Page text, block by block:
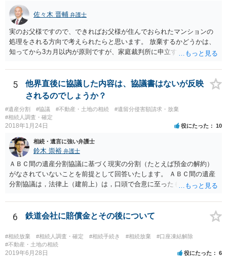
佐々木 晋輔 弁護士
実のお父様ですので、できればお父様が住んでおられたマンションの
処理をされる方向で考えられたらと思います。 放棄するかどうかは、
知ってから3カ月以内が原則ですが、家庭裁判所に申立すれば3カ月の
放棄するかどうか決めることができます。 銀行やサラ金が数年も放置
することはありませんので、数年後に借金が発見される可能性はほぼ
ありません。 なお、私が扱った相続放棄を検討していた案件で、期間
伸長して調査したところ、サラ金に対する過払金など相当な財産が見
つかったため相続したという事例がありました。
5
他界直後に協議した内容は、協議書はないが反映
されるのでしょうか？
#遺産分割 #協議 #不動産・土地の相続
#遺留分侵害額請求・放棄
#相続人調査・確定
2018年1月24日 役にたった 10
相続・遺言に強い弁護士
鈴木 崇裕 弁護士
ＡＢＣ間の遺産分割協議に基づく現実の分割（たとえば預金の解約）
がなされていないことを前提として回答いたします。 ＡＢＣ間の遺産
分割協議は，法律上（建前上）は，口頭で合意に至ったものであって
ん。 また，不動産の名義を移転するためには，遺産分割協議書への署
名捺印を得る必要があります。 したがって，残念ながら，「ＡＢＣ間
の遺産分割協議が有効に成立している」という前提に基づく主張は困
難と思われます。 「ＡＢＣ間の遺産分割協議は未了のまま，ＡとＢが
死亡し，二次相続が発生した」という前提に基づいて協議を進める必
要があります。 もちろん，Ｃの立場としては，ＡＢＣ間の遺産分割協
6 鉄道会社に賠償金とその後について
#相続放棄 #相続人調査・確定 #相続手続き #相続放棄
#口座凍結解除
#不動産・土地の相続
2019年6月28日 役にたった 6